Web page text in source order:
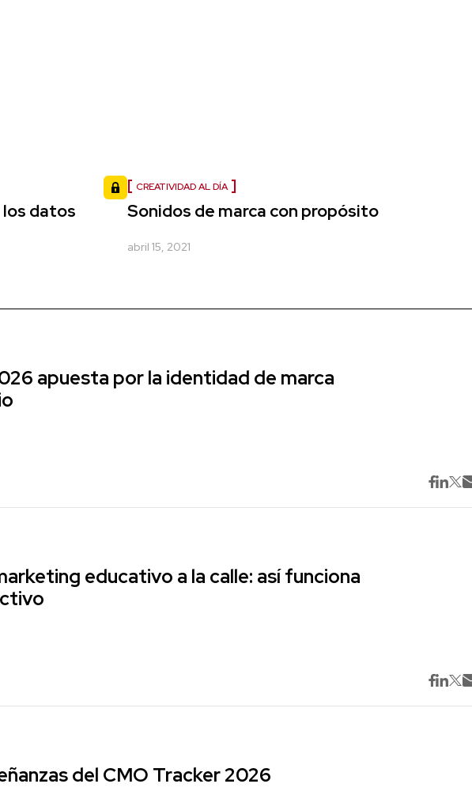
datos
CREATIVIDAD AL DÍA
Sonidos de marca con propósito
abril 15, 2021
apuesta por la identidad de marca
educativo a la calle: así funciona
del CMO Tracker 2026